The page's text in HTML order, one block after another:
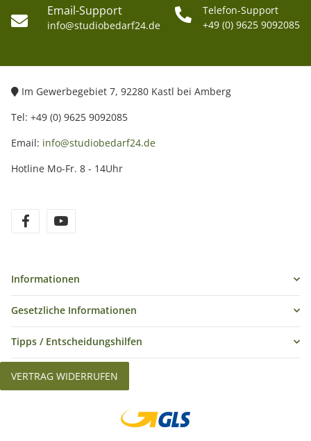
Email-Support
info@studiobedarf24.de
Telefon-Support
+49 (0) 9625 9092085
Im Gewerbegebiet 7, 92280 Kastl bei Amberg
Tel: +49 (0) 9625 9092085
Email: info@studiobedarf24.de
Hotline Mo-Fr. 8 - 14Uhr
Informationen
Gesetzliche Informationen
Tipps / Entscheidungshilfen
VERTRAG WIDERRUFEN